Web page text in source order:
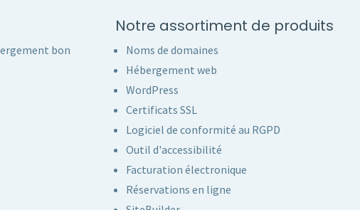
bon
Notre assortiment de produits
Noms de domaines
Hébergement web
WordPress
Certificats SSL
Logiciel de conformité au RGPD
Outil d'accessibilité
Facturation électronique
Réservations en ligne